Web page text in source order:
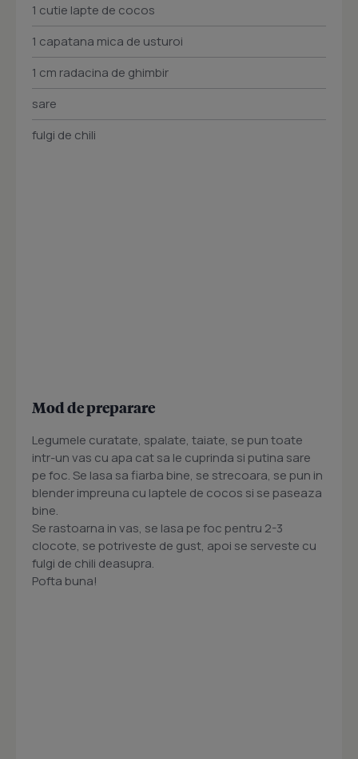
1 cutie lapte de cocos
1 capatana mica de usturoi
1 cm radacina de ghimbir
sare
fulgi de chili
Mod de preparare
Legumele curatate, spalate, taiate, se pun toate
intr-un vas cu apa cat sa le cuprinda si putina sare
pe foc. Se lasa sa fiarba bine, se strecoara, se pun in
blender impreuna cu laptele de cocos si se paseaza
bine.
Se rastoarna in vas, se lasa pe foc pentru 2-3
clocote, se potriveste de gust, apoi se serveste cu
fulgi de chili deasupra.
Pofta buna!